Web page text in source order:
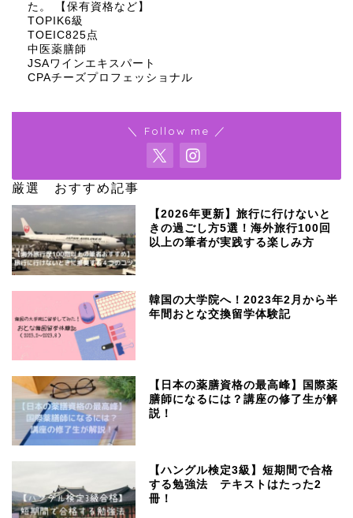
た。 【保有資格など】
TOPIK6級
TOEIC825点
中医薬膳師
JSAワインエキスパート
CPAチーズプロフェッショナル
＼ Follow me ／
厳選 おすすめ記事
【2026年更新】旅行に行けないと
きの過ごし方5選！海外旅行100回
以上の筆者が実践する楽しみ方
韓国の大学院へ！2023年2月から半
年間おとな交換留学体験記
【日本の薬膳資格の最高峰】国際薬
膳師になるには？講座の修了生が解
説！
【ハングル検定3級】短期間で合格
する勉強法 テキストはたった2
冊！